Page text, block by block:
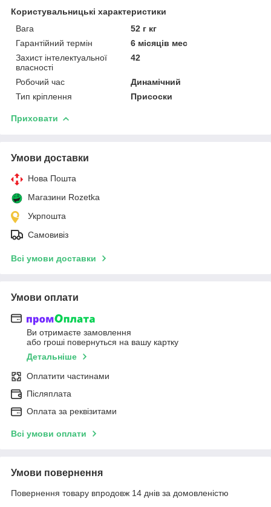
Користувальницькі характеристики
Вага
52 г кг
Гарантійний термін
6 місяців мес
Захист інтелектуальної
власності
42
Робочий час
Динамічний
Тип кріплення
Присоски
Приховати
Умови доставки
Нова Пошта
Магазини Rozetka
Укрпошта
Самовивіз
Всі умови доставки
Умови оплати
Ви отримаєте замовлення
або гроші повернуться на вашу картку
Детальніше
Оплатити частинами
Післяплата
Оплата за реквізитами
Всі умови оплати
Умови повернення
Повернення товару впродовж 14 днів за домовленістю